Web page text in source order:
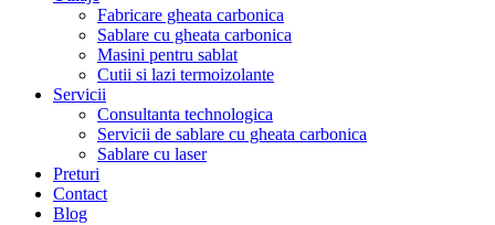
Fabricare gheata carbonica
Sablare cu gheata carbonica
Masini pentru sablat
Cutii si lazi termoizolante
Servicii
Consultanta technologica
Servicii de sablare cu gheata carbonica
Sablare cu laser
Preturi
Contact
Blog